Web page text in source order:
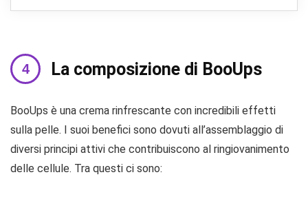
La composizione di BooUps
BooUps è una crema rinfrescante con incredibili effetti
sulla pelle. I suoi benefici sono dovuti all’assemblaggio di
diversi principi attivi che contribuiscono al ringiovanimento
delle cellule. Tra questi ci sono: